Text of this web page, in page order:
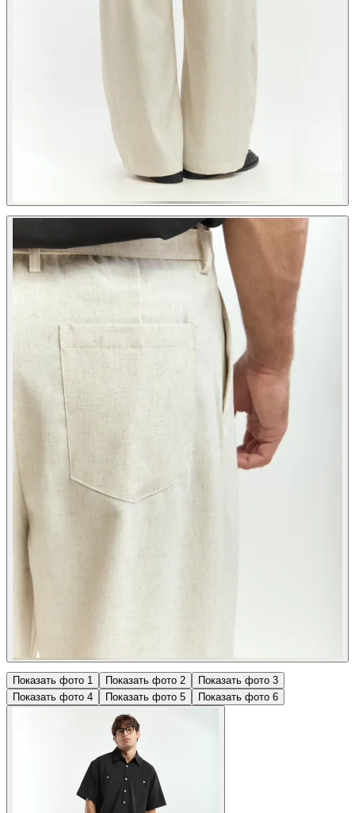
Показать фото 1 Показать фото 2 Показать фото 3
Показать фото 4 Показать фото 5 Показать фото 6